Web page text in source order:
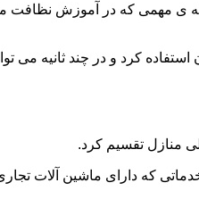
ی مهمی که در آموزش نظافت
کرد و در چند ثانیه می
منازل تقسیم کرد.
که دارای ماشین آلات